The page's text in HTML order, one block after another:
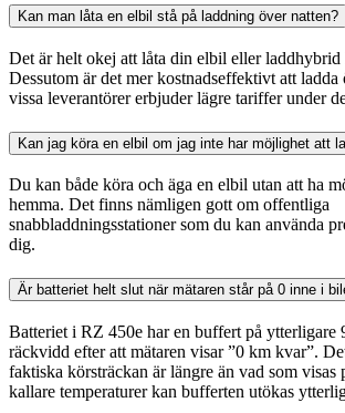
Kan man låta en elbil stå på laddning över natten?
Det är helt okej att låta din elbil eller laddhybrid
Dessutom är det mer kostnadseffektivt att ladda
vissa leverantörer erbjuder lägre tariffer under
Kan jag köra en elbil om jag inte har möjlighet att
Du kan både köra och äga en elbil utan att ha
hemma. Det finns nämligen gott om offentliga
snabbladdningsstationer som du kan använda
dig.
Är batteriet helt slut när mätaren står på 0 inne i
Batteriet i RZ 450e har en buffert på ytterligare
räckvidd efter att mätaren visar ”0 km kvar”.
faktiska körsträckan är längre än vad som visas
kallare temperaturer kan bufferten utökas